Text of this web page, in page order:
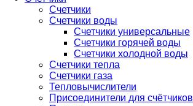
Счетчики
Счетчики воды
Счетчики универсальные
Счетчики горячей воды
Счетчики холодной воды
Счетчики тепла
Счетчики газа
Тепловычислители
Присоединители для счётчиков